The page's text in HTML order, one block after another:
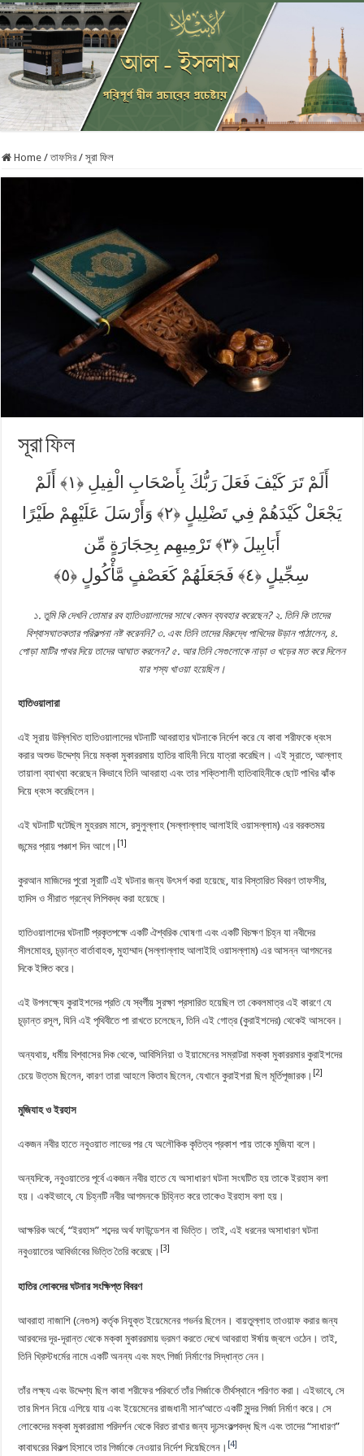
Home / তাফসির / সূরা ফিল
সূরা ফিল
أَلَمْ تَرَ كَيْفَ فَعَلَ رَبُّكَ بِأَصْحَابِ الْفِيلِ
‎﴿١﴾‏
أَلَمْ
يَجْعَلْ كَيْدَهُمْ فِي تَضْلِيلٍ
‎﴿٢﴾‏
وَأَرْسَلَ عَلَيْهِمْ طَيْرًا
أَبَابِيلَ
‎﴿٣﴾‏
تَرْمِيهِم بِحِجَارَةٍ مِّن
سِجِّيلٍ
فَجَعَلَهُمْ كَعَصْفٍ مَّأْكُولٍ
১. তুমি কি দেখনি তোমার রব হাতিওয়ালাদের সাথে কেমন ব্যবহার করেছেন? ২. তিনি কি তাদের
বিশ্বাসঘাতকতার পরিকল্পনা নষ্ট করেননি? ৩. এবং তিনি তাদের বিরুদ্ধে পাখিদের উড়ান পাঠালেন, ৪.
পোড়া মাটির পাথর দিয়ে তাদের আঘাত করলেন? ৫. আর তিনি সেগুলোকে নাড়া ও খড়ের মত করে দিলেন
যার শস্য খাওয়া হয়েছিল।
হাতিওয়ালারা
এই সূরায় উল্লিখিত হাতিওয়ালাদের ঘটনাটি আবরাহার ঘটনাকে নির্দেশ করে যে কাবা শরীফকে ধ্বংস
করার অশুভ উদ্দেশ্য নিয়ে মক্কা মুকাররমায় হাতির বাহিনী নিয়ে যাত্রা করেছিল। এই সূরাতে, আল্লাহ
তায়ালা ব্যাখ্যা করেছেন কিভাবে তিনি আবরাহা এবং তার শক্তিশালী হাতিবাহিনীকে ছোট পাখির ঝাঁক
দিয়ে ধ্বংস করেছিলেন।
এই ঘটনাটি ঘটেছিল মুহররম মাসে, রসুলুল্লাহ (সল্লাল্লাহু আলাইহি ওয়াসল্লাম) এর বরকতময়
জন্মের প্রায় পঞ্চাশ দিন আগে। [1]
কুরআন মাজিদের পুরো সূরাটি এই ঘটনার জন্য উৎসর্গ করা হয়েছে, যার বিস্তারিত বিবরণ তাফসীর,
হাদিস ও সীরাত গ্রন্থে লিপিবদ্ধ করা হয়েছে।
হাতিওয়ালাদের ঘটনাটি প্রকৃতপক্ষে একটি ঐশ্বরিক ঘোষণা এবং একটি বিচক্ষণ চিহ্ন যা নবীদের
সীলমোহর, চূড়ান্ত বার্তাবাহক, মুহাম্মাদ (সল্লাল্লাহু আলাইহি ওয়াসল্লাম) এর আসন্ন আগমনের
দিকে ইঙ্গিত করে।
এই উপলক্ষ্যে কুরাইশদের প্রতি যে স্বর্গীয় সুরক্ষা প্রসারিত হয়েছিল তা কেবলমাত্র এই কারণে যে
চূড়ান্ত রসূল, যিনি এই পৃথিবীতে পা রাখতে চলেছেন, তিনি এই গোত্র (কুরাইশদের) থেকেই আসবেন।
অন্যথায়, ধর্মীয় বিশ্বাসের দিক থেকে, আবিসিনিয়া ও ইয়ামেনের সম্রাটরা মক্কা মুকাররমার কুরাইশদের
চেয়ে উত্তম ছিলেন, কারণ তারা আহলে কিতাব ছিলেন, যেখানে কুরাইশরা ছিল মূর্তিপূজারক। [2]
মুজিযাহ ও ইরহাস
একজন নবীর হাতে নবুওয়াত লাভের পর যে অলৌকিক কৃতিত্ব প্রকাশ পায় তাকে মুজিযা বলে।
অন্যদিকে, নবুওয়াতের পূর্বে একজন নবীর হাতে যে অসাধারণ ঘটনা সংঘটিত হয় তাকে ইরহাস বলা
হয়। একইভাবে, যে চিহ্নটি নবীর আগমনকে চিহ্নিত করে তাকেও ইরহাস বলা হয়।
আক্ষরিক অর্থে, “ইরহাস” শব্দের অর্থ ফাউন্ডেশন বা ভিত্তি। তাই, এই ধরনের অসাধারণ ঘটনা
নবুওয়াতের আবির্ভাবের ভিত্তি তৈরি করেছে। [3]
হাতির লোকদের ঘটনার সংক্ষিপ্ত বিবরণ
আবরাহা নাজাশি (নেগুস) কর্তৃক নিযুক্ত ইয়েমেনের গভর্নর ছিলেন। বায়তুল্লাহ তাওয়াফ করার জন্য
আরবদের দূর-দূরান্ত থেকে মক্কা মুকাররমায় ভ্রমণ করতে দেখে আবরাহা ঈর্ষায় জ্বলে ওঠেন। তাই,
তিনি খ্রিস্টধর্মের নামে একটি অনন্য এবং মহৎ গির্জা নির্মাণের সিদ্ধান্ত নেন।
তাঁর লক্ষ্য এবং উদ্দেশ্য ছিল কাবা শরীফের পরিবর্তে তাঁর গির্জাকে তীর্থস্থানে পরিণত করা। এইভাবে, সে
তার মিশন নিয়ে এগিয়ে যায় এবং ইয়েমেনের রাজধানী সান’আতে একটি সুন্দর গির্জা নির্মাণ করে। সে
লোকেদের মক্কা মুকাররামা পরিদর্শন থেকে বিরত রাখার জন্য দৃঢ়সংকল্পবদ্ধ ছিল এবং তাদের “সাধারণ”
কাবাঘরের বিকল্প হিসাবে তার গির্জাকে নেওয়ার নির্দেশ দিয়েছিলেন। [4]